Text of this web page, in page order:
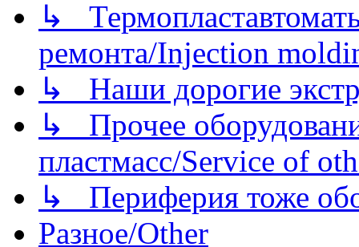
↳
ремонта/Injection
↳ Наши дорогие
↳ Прочее
пластмасс/Service of
↳ Периферия тоже
Разное/Other